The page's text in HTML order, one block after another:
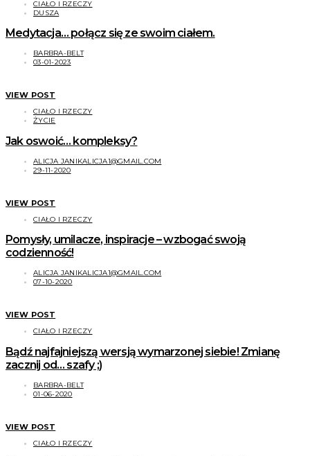
CIAŁO I RZECZY
DUSZA
Medytacja… połącz się ze swoim ciałem.
BARBRA-BELT
03-01-2023
VIEW POST
CIAŁO I RZECZY
ŻYCIE
Jak oswoić… kompleksy?
ALICJA JANIKALICJA1@GMAIL.COM
29-11-2020
VIEW POST
CIAŁO I RZECZY
Pomysły, umilacze, inspiracje – wzbogać swoją
codzienność!
ALICJA JANIKALICJA1@GMAIL.COM
07-10-2020
VIEW POST
CIAŁO I RZECZY
Bądź najfajniejszą wersją wymarzonej siebie! Zmianę
zacznij od… szafy ;)
BARBRA-BELT
01-06-2020
VIEW POST
CIAŁO I RZECZY